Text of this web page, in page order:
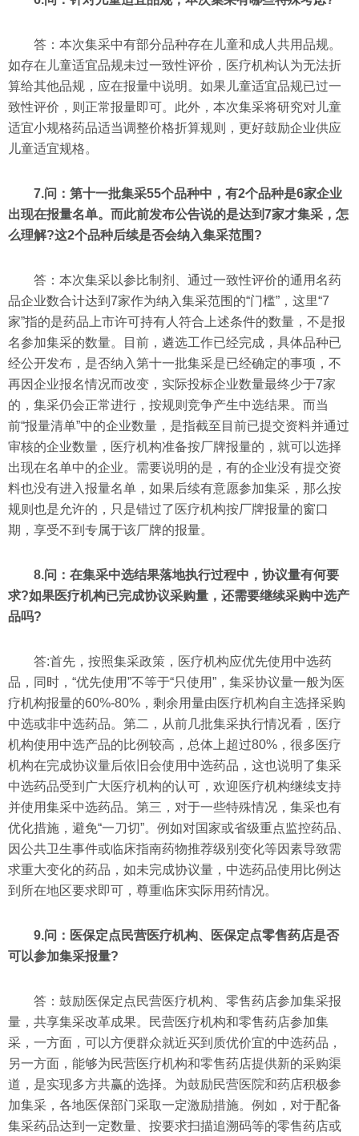
答：本次集采中有部分品种存在儿童和成人共用品规。
如存在儿童适宜品规未过一致性评价，医疗机构认为无法折
算给其他品规，应在报量中说明。如果儿童适宜品规已过一
致性评价，则正常报量即可。此外，本次集采将研究对儿童
适宜小规格药品适当调整价格折算规则，更好鼓励企业供应
儿童适宜规格。
7.问：第十一批集采55个品种中，有2个品种是6家企业
出现在报量名单。而此前发布公告说的是达到7家才集采，怎
么理解?这2个品种后续是否会纳入集采范围?
答：本次集采以参比制剂、通过一致性评价的通用名药
品企业数合计达到7家作为纳入集采范围的“门槛”，这里“7
家”指的是药品上市许可持有人符合上述条件的数量，不是报
名参加集采的数量。目前，遴选工作已经完成，具体品种已
经公开发布，是否纳入第十一批集采是已经确定的事项，不
再因企业报名情况而改变，实际投标企业数量最终少于7家
的，集采仍会正常进行，按规则竞争产生中选结果。而当
前“报量清单”中的企业数量，是指截至目前已提交资料并通过
审核的企业数量，医疗机构准备按厂牌报量的，就可以选择
出现在名单中的企业。需要说明的是，有的企业没有提交资
料也没有进入报量名单，如果后续有意愿参加集采，那么按
规则也是允许的，只是错过了医疗机构按厂牌报量的窗口
期，享受不到专属于该厂牌的报量。
8.问：在集采中选结果落地执行过程中，协议量有何要
求?如果医疗机构已完成协议采购量，还需要继续采购中选产
品吗?
答:首先，按照集采政策，医疗机构应优先使用中选药
品，同时，“优先使用”不等于“只使用”，集采协议量一般为医
疗机构报量的60%-80%，剩余用量由医疗机构自主选择采购
中选或非中选药品。第二，从前几批集采执行情况看，医疗
机构使用中选产品的比例较高，总体上超过80%，很多医疗
机构在完成协议量后依旧会使用中选药品，这也说明了集采
中选药品受到广大医疗机构的认可，欢迎医疗机构继续支持
并使用集采中选药品。第三，对于一些特殊情况，集采也有
优化措施，避免“一刀切”。例如对国家或省级重点监控药品、
因公共卫生事件或临床指南药物推荐级别变化等因素导致需
求重大变化的药品，如未完成协议量，中选药品使用比例达
到所在地区要求即可，尊重临床实际用药情况。
9.问：医保定点民营医疗机构、医保定点零售药店是否
可以参加集采报量?
答：鼓励医保定点民营医疗机构、零售药店参加集采报
量，共享集采改革成果。民营医疗机构和零售药店参加集
采，一方面，可以方便群众就近买到质优价宜的中选药品，
另一方面，能够为民营医疗机构和零售药店提供新的采购渠
道，是实现多方共赢的选择。为鼓励民营医院和药店积极参
加集采，各地医保部门采取一定激励措施。例如，对于配备
集采药品达到一定数量、按要求扫描追溯码等的零售药店或